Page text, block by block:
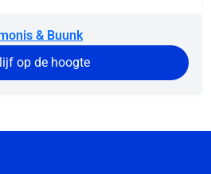
& Buunk
op de hoogte